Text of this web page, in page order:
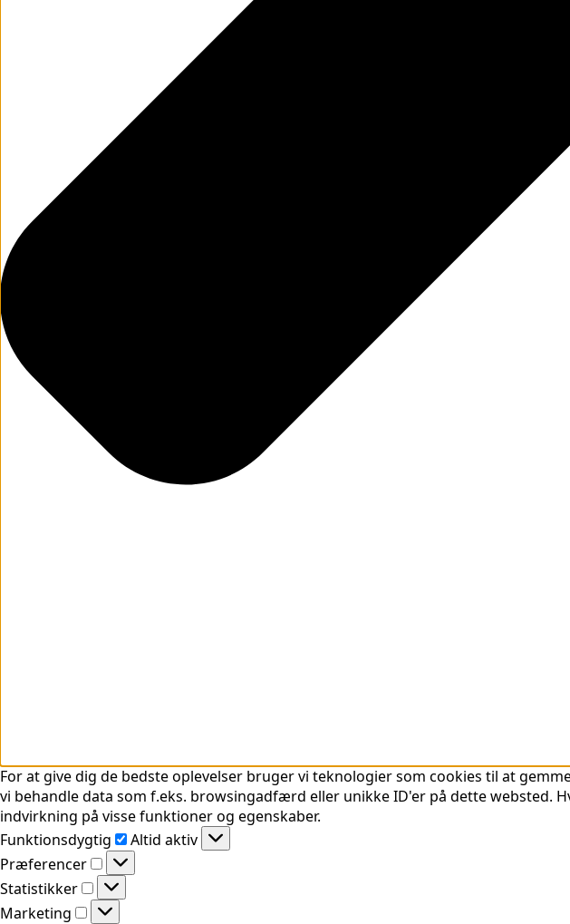
For at give dig de bedste oplevelser bruger vi teknologier som cookies til at
vi behandle data som f.eks. browsingadfærd eller unikke ID'er på dette websted.
indvirkning på visse funktioner og egenskaber.
Funktionsdygtig
Funktionsdygtig
Altid aktiv
Præferencer
Præferencer
Statistikker
Statistikker
Marketing
Marketing